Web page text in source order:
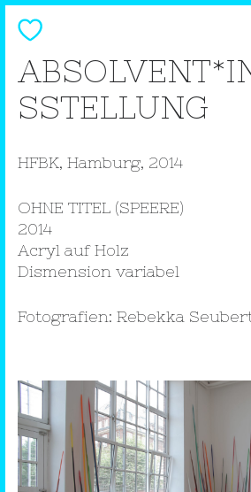
SSTELLUNG
HFBK, Hamburg, 2014
OHNE TITEL (SPEERE)
2014
Acryl auf Holz
Dismension variabel
Fotografien: Rebekka